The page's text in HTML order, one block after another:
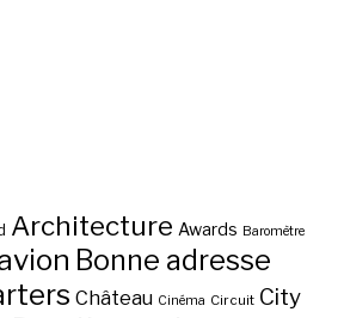
Architecture Awards Baromètre
Bonne adresse
Château Cinéma Circuit City